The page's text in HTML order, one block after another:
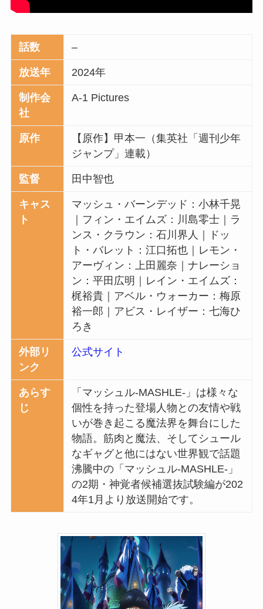
話数 –
放送年 2024年
制作会
社
A-1 Pictures
原作
【原作】甲本一（集英社「週刊少年
ジャンプ」連載）
監督 田中智也
キャス
ト
マッシュ・バーンデッド：小林千晃
｜フィン・エイムズ：川島零士｜ラ
ンス・クラウン：石川界人｜ドッ
ト・バレット：江口拓也｜レモン・
アーヴィン：上田麗奈｜ナレーショ
ン：平田広明｜レイン・エイムズ：
梶裕貴｜アベル・ウォーカー：梅原
裕一郎｜アビス・レイザー：七海ひ
ろき
外部リ
ンク
公式サイト
あらす
じ
「マッシュル-MASHLE-」は様々な
個性を持った登場人物との友情や戦
いが巻き起こる魔法界を舞台にした
物語。筋肉と魔法、そしてシュール
なギャグと他にはない世界観で話題
沸騰中の「マッシュル-MASHLE-」
の2期・神覚者候補選抜試験編が202
4年1月より放送開始です。